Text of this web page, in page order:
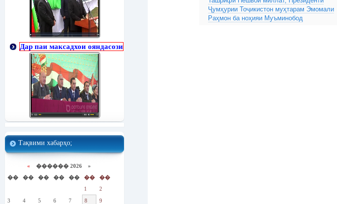
Дар паи максадхои ояндасози
Тақвими хабарҳо;
« ������ 2026 »
��
�� �� �� �� ��
��
1
2
3
4 5 6 7 8
9
Ҷумҳурии Тоҷикистон муҳтарам Эмомали
Раҳмон ба ноҳияи Муъминобод